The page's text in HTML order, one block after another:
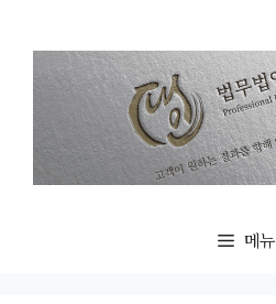
메뉴